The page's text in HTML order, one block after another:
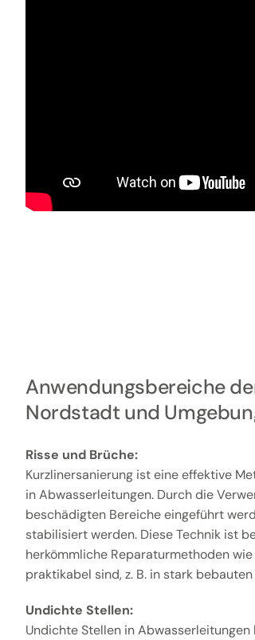
Anwendungsbereiche
Nordstadt und
Risse und Brüche:
Kurzlinersanierung ist eine effektive
in Abwasserleitungen. Durch die
beschädigten Bereiche eingeführt
stabilisiert werden. Diese Technik ist
herkömmliche Reparaturmethoden
praktikabel sind, z. B. in stark
Undichte Stellen:
Undichte Stellen in